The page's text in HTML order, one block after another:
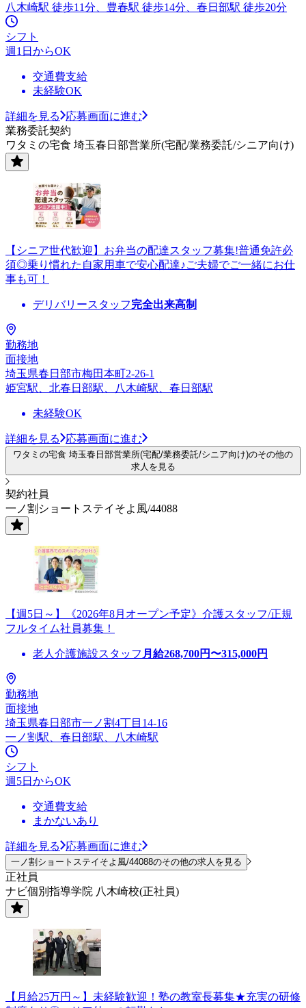
八木崎駅 徒歩11分、豊春駅 徒歩14分、春日部駅 徒歩20分
シフト
週1日からOK
交通費支給
未経験OK
詳細を見る
応募画面に進む
業務委託契約
ワタミの宅食 埼玉春日部営業所(宅配/業務委託/シニア向け)
【シニア世代歓迎】お弁当の配達スタッフ募集!普通免許必
須◎乗り慣れた自家用車で安心配達♪ご夫婦でご一緒にお仕
事も可！
デリバリースタッフ完全出来高制
勤務地
面接地
埼玉県春日部市梅田本町2-26-1
姫宮駅、北春日部駅、八木崎駅、春日部駅
未経験OK
詳細を見る 応募画面に進む
ワタミの宅食 埼玉春日部営業所(宅配/業務委託/シニア向け)のその他の
求人を見る
契約社員
一ノ割ショートステイそよ風/44088
【週5日～】《2026年8月オープン予定》介護スタッフ/正規
フルタイム社員募集！
老人介護施設スタッフ 月給268,700円〜315,000円
勤務地
面接地
埼玉県春日部市一ノ割4丁目14-16
一ノ割駅、春日部駅、八木崎駅
シフト
週5日からOK
交通費支給
まかないあり
詳細を見る 応募画面に進む
一ノ割ショートステイそよ風/44088のその他の求人を見る
正社員
ナビ個別指導学院 八木崎校(正社員)
【月給25万円～】未経験歓迎！塾の教室長募集★充実の研修